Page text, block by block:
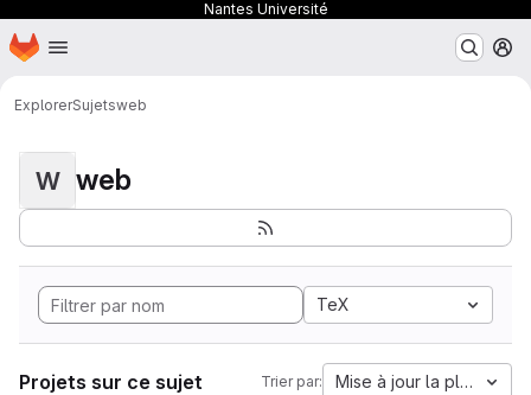
Nantes Université
Passer au contenu principal
Page d'accueil
ExplorerSujetsweb
W web
TeX
Projets sur ce sujet Trier par: Mise à jour la plus